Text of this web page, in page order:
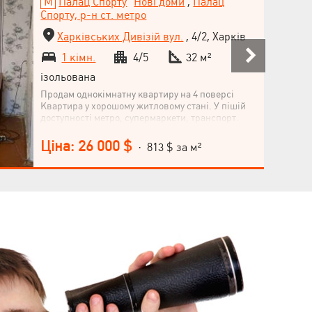
Спорту, р-н ст. метро
Харківських Дивізій вул. , 4/2, Харків
1 кімн.
4/5
32 м²
ізольована
Продам однокімнатну квартиру на 4 поверсі
Квартира у хорошому житловому стані. У пішій
доступності метро, супермаркети, транспорт.
Ціна: 26 000 $ · 813 $ за м²